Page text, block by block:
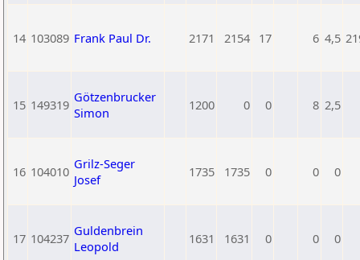
14 103089 Frank Paul Dr. 2171 2154 17 6 4,5
15 149319 Götzenbrucker
Simon
1200 0 0 8 2,5
16 104010 Grilz-Seger
Josef
1735 1735 0 0 0
17 104237 Guldenbrein
Leopold
1631 1631 0 0 0